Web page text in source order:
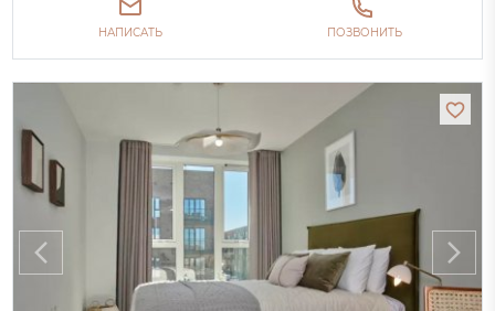
НАПИСАТЬ ПОЗВОНИТЬ